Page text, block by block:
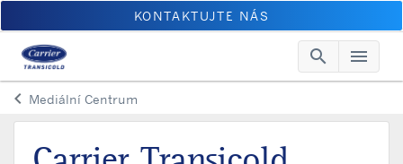
KONTAKTUJTE NÁS
search menu
keyboard_arrow_leftArrow back
Mediální Centrum